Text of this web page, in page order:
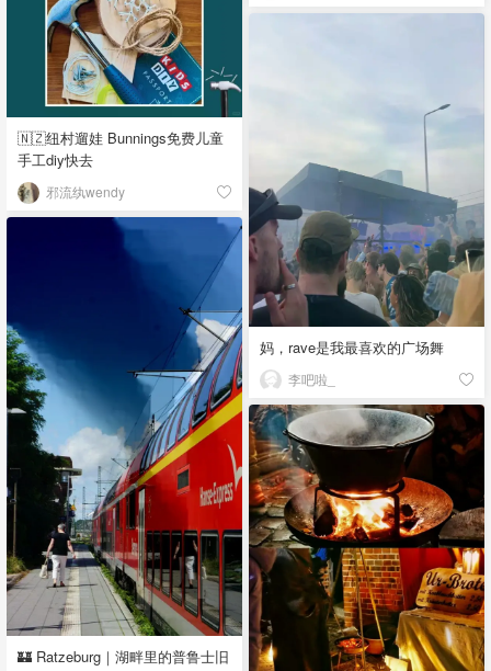
🇳🇿纽村遛娃 Bunnings免费儿童
手工diy快去
邪流纨wendy
妈，rave是我最喜欢的广场舞
李吧啦_
🏰 Ratzeburg｜湖畔里的普鲁士旧